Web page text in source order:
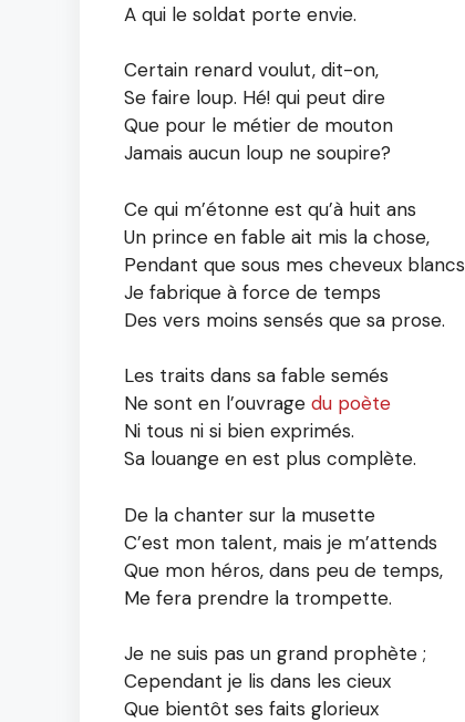
A qui le soldat porte envie.
Certain renard voulut, dit-on,
Se faire loup. Hé! qui peut dire
Que pour le métier de mouton
Jamais aucun loup ne soupire?
Ce qui m’étonne est qu’à huit ans
Un prince en fable ait mis la chose,
Pendant que sous mes cheveux blancs
Je fabrique à force de temps
Des vers moins sensés que sa prose.
Les traits dans sa fable semés
Ne sont en l’ouvrage du poète
Ni tous ni si bien exprimés.
Sa louange en est plus complète.
De la chanter sur la musette
C’est mon talent, mais je m’attends
Que mon héros, dans peu de temps,
Me fera prendre la trompette.
Je ne suis pas un grand prophète ;
Cependant je lis dans les cieux
Que bientôt ses faits glorieux